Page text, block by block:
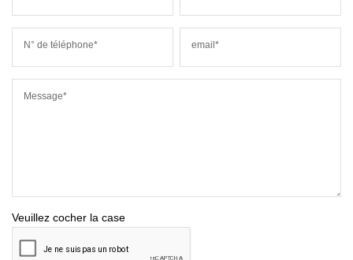
N° de téléphone* email*
Message*
Veuillez cocher la case